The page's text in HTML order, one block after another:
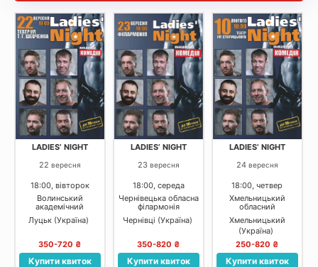
LADIES’ NIGHT
22 вересня
18:00, вівторок
Волинський
академічний
обласний
український
драматичний театр
імені Т.Г.Шевченка
Луцьк (Україна)
350-720 ₴
Купити квиток
LADIES’ NIGHT
23 вересня
18:00, середа
Чернівецька обласна
філармонія
Чернівці (Україна)
350-820 ₴
Купити квиток
LADIES’ NIGHT
24 вересня
18:00, четвер
Хмельницький
обласний
академічний
муздрамтеатр ім. М.
Старицького
Хмельницький
(Україна)
250-820 ₴
Купити квиток